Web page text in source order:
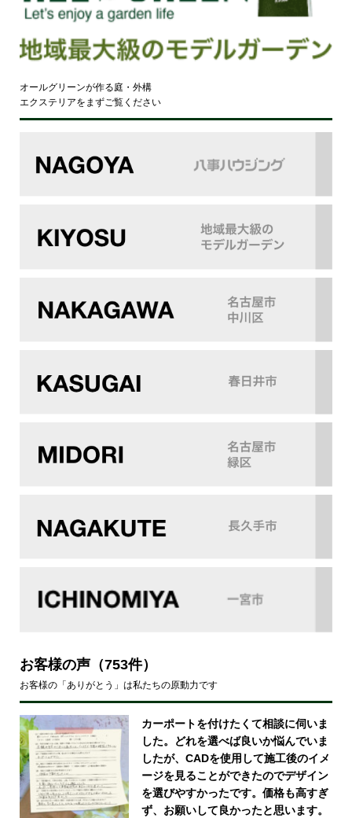
オールグリーンが作る庭・外構
エクステリアをまずご覧ください
お客様の声（753件）
お客様の「ありがとう」は私たちの原動力です
カーポートを付けたくて相談に伺いま
した。どれを選べば良いか悩んでいま
したが、CADを使用して施工後のイメ
ージを見ることができたのでデザイン
を選びやすかったです。価格も高すぎ
ず、お願いして良かったと思います。